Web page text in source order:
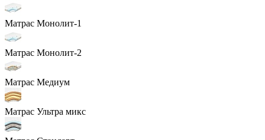
Матрас Монолит-1
Матрас Монолит-2
Матрас Медиум
Матрас Ультра микс